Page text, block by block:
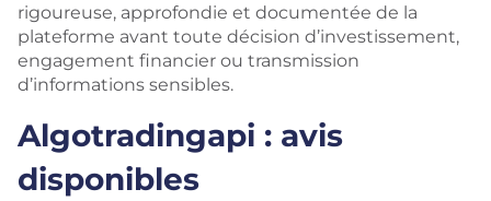
rigoureuse, approfondie et documentée de la
plateforme avant toute décision d’investissement,
engagement financier ou transmission
d’informations sensibles.
Algotradingapi : avis
disponibles